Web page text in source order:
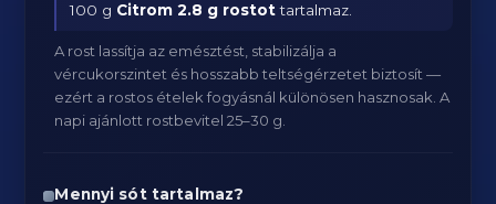
100 g Citrom 2.8 g rostottartalmaz.
A rost lassítja az emésztést, stabilizálja a
vércukorszintet és hosszabb teltségérzetet biztosít —
ezért a rostos ételek fogyásnál különösen hasznosak. A
napi ajánlott rostbevitel 25–30 g.
Mennyi sót tartalmaz?